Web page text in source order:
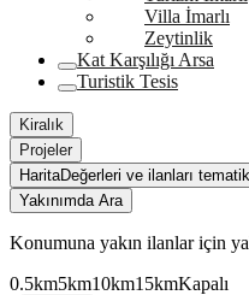
Villa İmarlı
Zeytinlik
Kat Karşılığı Arsa
Turistik Tesis
Kiralık
Projeler
HaritaDeğerleri ve ilanları
Yakınımda Ara
Konumuna yakın ilanlar için
0.5km5km10km15kmKapalı